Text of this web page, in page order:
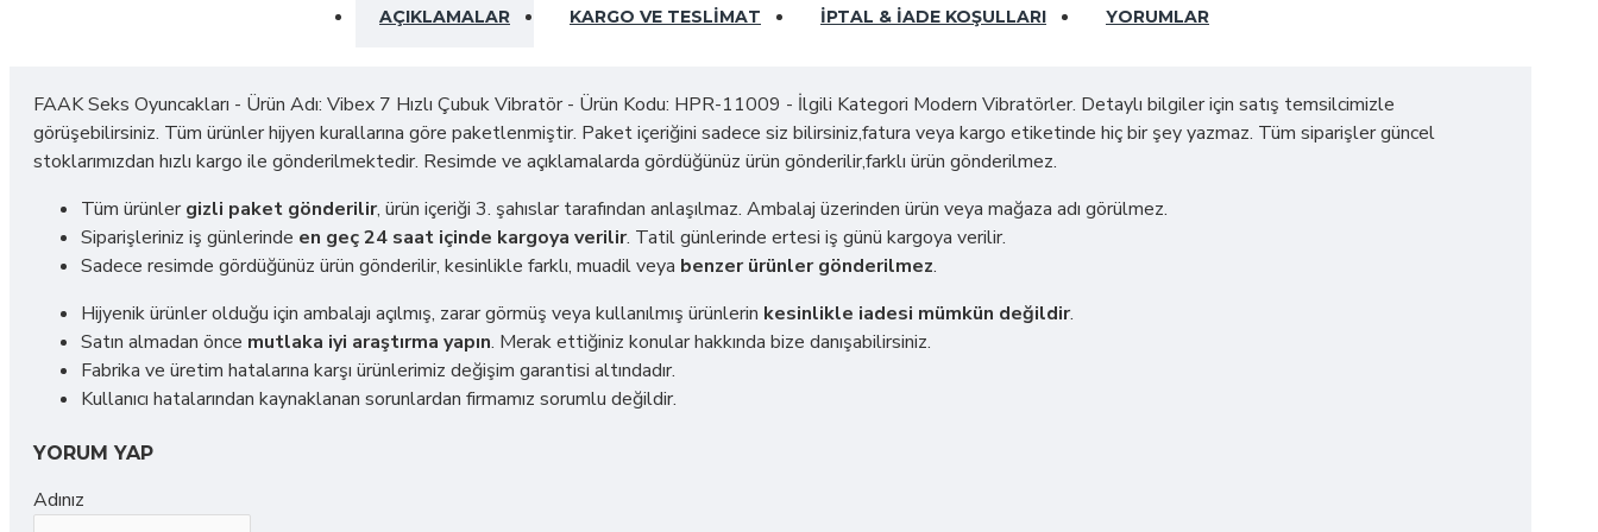
AÇIKLAMALAR KARGO VE TESLIMAT İPTAL & İADE KOŞULLARI YORUMLAR
FAAK Seks Oyuncakları - Ürün Adı: Vibex 7 Hızlı Çubuk Vibratör - Ürün Kodu: HPR-11009 - İlgili Kategori Modern Vibratörler. Detaylı bilgiler için satış temsilcimizle
görüşebilirsiniz. Tüm ürünler hijyen kurallarına göre paketlenmiştir. Paket içeriğini sadece siz bilirsiniz,fatura veya kargo etiketinde hiç bir şey yazmaz. Tüm siparişler güncel
stoklarımızdan hızlı kargo ile gönderilmektedir. Resimde ve açıklamalarda gördüğünüz ürün gönderilir,farklı ürün gönderilmez.
Tüm ürünlergizli paket gönderilir, ürün içeriği 3. şahıslar tarafından anlaşılmaz. Ambalaj üzerinden ürün veya mağaza adı görülmez.
Siparişleriniz iş günlerinde en geç 24 saat içinde kargoya verilir. Tatil günlerinde ertesi iş günü kargoya verilir.
Sadece resimde gördüğünüz ürün gönderilir, kesinlikle farklı, muadil veya benzer ürünler gönderilmez.
Hijyenik ürünler olduğu için ambalajı açılmış, zarar görmüş veya kullanılmış ürünlerin kesinlikle iadesi mümkün değildir.
Satın almadan önce mutlaka iyi araştırma yapın. Merak ettiğiniz konular hakkında bize danışabilirsiniz.
Fabrika ve üretim hatalarına karşı ürünlerimiz değişim garantisi altındadır.
Kullanıcı hatalarından kaynaklanan sorunlardan firmamız sorumlu değildir.
YORUM YAP
Adınız